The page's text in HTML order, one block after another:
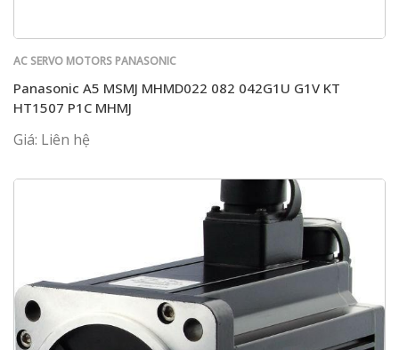
AC SERVO MOTORS PANASONIC
Panasonic A5 MSMJ MHMD022 082 042G1U G1V KT
HT1507 P1C MHMJ
Giá: Liên hệ